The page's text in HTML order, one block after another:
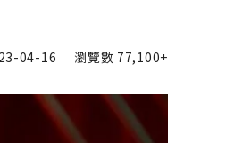
04-16 瀏覽數 77,100+